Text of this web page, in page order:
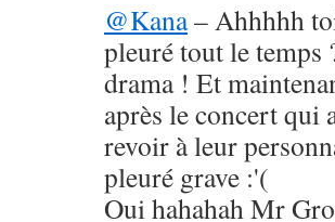
@Kana– Ahhhhh
pleuré tout le temps
drama ! Et
après le concert qui
revoir à leur
pleuré grave :'(
Oui hahahah Mr